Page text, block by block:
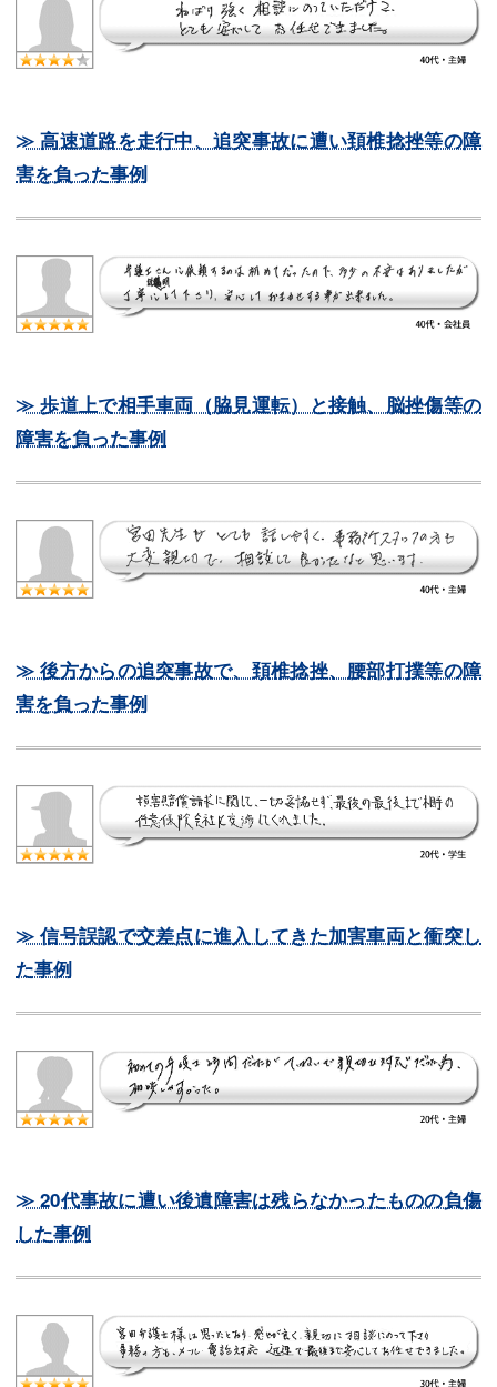
≫ 高速道路を走行中、追突事故に遭い頚椎捻挫等の障
害を負った事例
≫ 歩道上で相手車両（脇見運転）と接触、脳挫傷等の
障害を負った事例
≫ 後方からの追突事故で、頚椎捻挫、腰部打撲等の障
害を負った事例
≫ 信号誤認で交差点に進入してきた加害車両と衝突し
た事例
≫ 20代事故に遭い後遺障害は残らなかったものの負傷
した事例